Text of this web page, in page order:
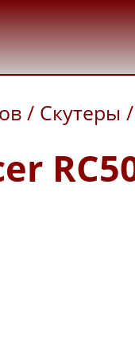
/ Скутеры /